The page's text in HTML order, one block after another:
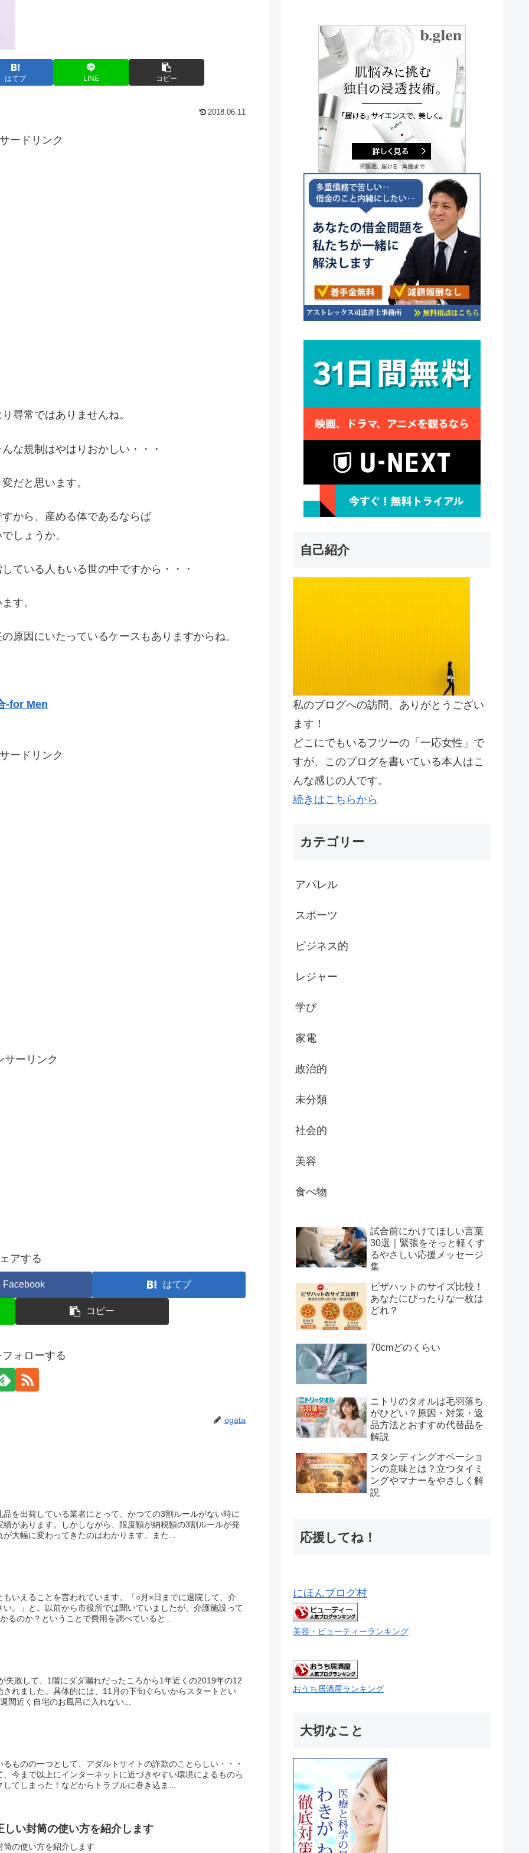
はてブ LINE コピー
2018.06.11
ードリンク
尋常ではありませんね。
な規制はやはりおかしい・・・
だと思います。
から、産める体であるならば
しょうか。
ている人もいる世の中ですから・・・
す。
原因にいたっているケースもありますからね。
-for Men
ードリンク
サーリンク
アする
Facebook はてブ
コピー
ォローする
ogata
を出荷している業者にとって、かつての3割ルールがない時に
があります。しかしながら、限度額が納税額の3割ルールが発
大幅に変わってきたのはわかります。また...
もいえることを言われています。「○月×日までに退院して、介
。」と。以前から市役所では聞いていましたが、介護施設って
るのか？ということで費用を調べていると...
失敗して、1階にダダ漏れだったころから1年近くの2019年の12
されました。具体的には、11月の下旬ぐらいからスタートとい
間近く自宅のお風呂に入れない...
ものの一つとして、アダルトサイトの詐欺のことらしい・・・
今まで以上にインターネットに近づきやすい環境によるものら
てしまった！などからトラブルに巻き込ま...
しい封筒の使い方を紹介します
の使い方を紹介します
自己紹介
私のブログへの訪問、ありがとうござい
ます！
どこにでもいるフツーの「一応女性」で
すが、このブログを書いている本人はこ
んな感じの人です。
続きはこちらから
カテゴリー
アパレル
スポーツ
ビジネス的
レジャー
学び
家電
政治的
未分類
社会的
美容
食べ物
試合前にかけてほしい言葉
30選｜緊張をそっと軽くす
るやさしい応援メッセージ
集
ピザハットのサイズ比較！
あなたにぴったりな一枚は
どれ？
70cmどのくらい
ニトリのタオルは毛羽落ち
がひどい？原因・対策・返
品方法とおすすめ代替品を
解説
スタンディングオベーショ
ンの意味とは？立つタイミ
ングやマナーをやさしく解
説
応援してね！
にほんブログ村
美容・ビューティーランキング
おうち居酒屋ランキング
大切なこと